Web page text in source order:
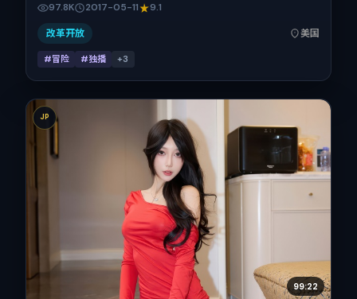
国。上映时间 2017年5月11日（公映登记日 2017-05-11），全
片163分钟，节奏张弛有度。
97.8K 2017-05-11 9.1
改革开放 美国
#冒险 #独播 +3
JP
99:22